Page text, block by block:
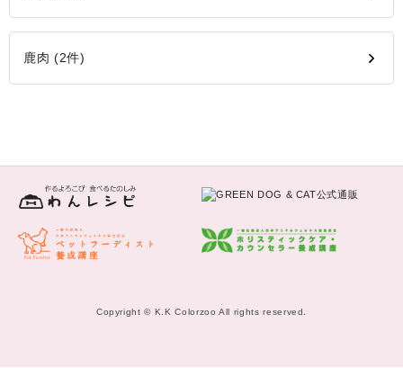
鹿肉 (2件)
Copyright © K.K Colorzoo All rights reserved.